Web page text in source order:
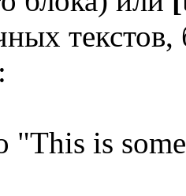
текстов,
"This is